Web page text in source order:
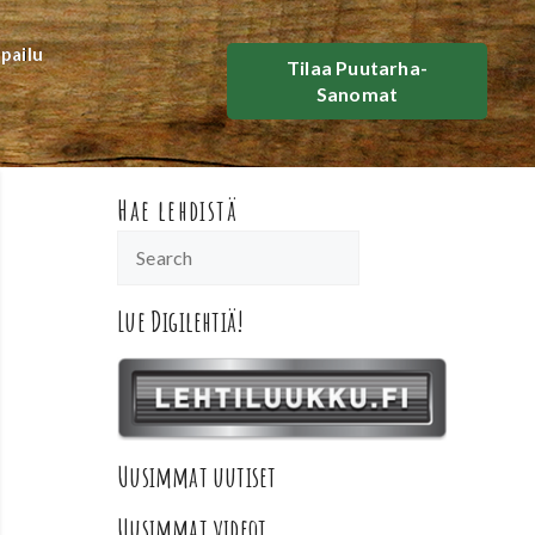
Tilaa Puutarha-
Sanomat
Hae lehdistä
Lue Digilehtiä!
Uusimmat uutiset